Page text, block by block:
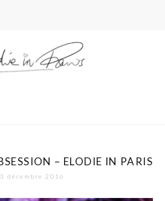
– ELODIE IN PARIS
décembre 2016